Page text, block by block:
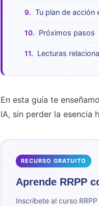
Tu plan de acción
Próximos pasos
Lecturas
En esta guía te
IA, sin perder la esencia
RECURSO GRATUITO
Aprende RRPP
Inscríbete al curso